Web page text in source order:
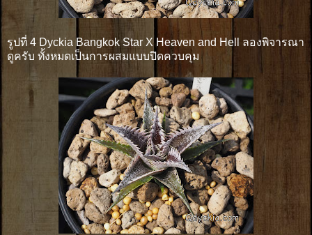
รูปที่ 4 Dyckia Bangkok Star X Heaven and Hell ลองพิจารณา
ดูครับ ทั้งหมดเป็นการผสมแบบปิดควบคุม